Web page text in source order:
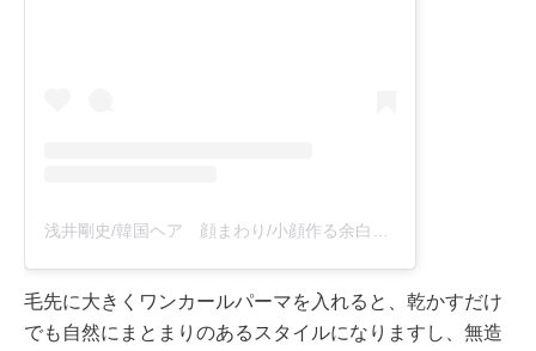
毛先に大きくワンカールパーマを入れると、乾かすだけ
でも自然にまとまりのあるスタイルになりますし、無造